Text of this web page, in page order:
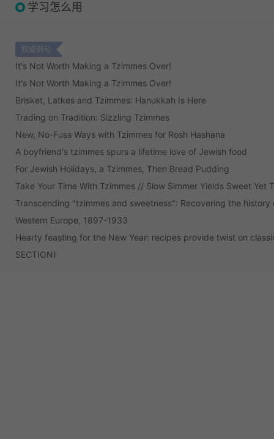
学习怎么用
权威例句
It's Not Worth Making a Tzimmes Over!
It's Not Worth Making a Tzimmes Over!
Brisket, Latkes and Tzimmes: Hanukkah Is Here
Trading on Tradition: Sizzling Tzimmes
New, No-Fuss Ways with Tzimmes for Rosh Hashana
A boyfriend's tzimmes spurs a lifetime love of Jewish food
For Jewish Holidays, a Tzimmes, Then Bread Pudding
Take Your Time With Tzimmes // Slow Simmer Yields Sweet Yet
Transcending "tzimmes and sweetness": Recovering the
Western Europe, 1897-1933
Hearty feasting for the New Year: recipes provide twist on
SECTION)